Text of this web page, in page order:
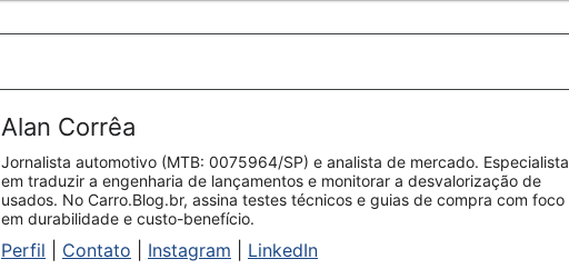
Alan Corrêa
Jornalista automotivo (MTB: 0075964/SP) e analista de mercado. Especialista
em traduzir a engenharia de lançamentos e monitorar a desvalorização de
usados. No Carro.Blog.br, assina testes técnicos e guias de compra com foco
em durabilidade e custo-benefício.
Perfil Contato Instagram LinkedIn